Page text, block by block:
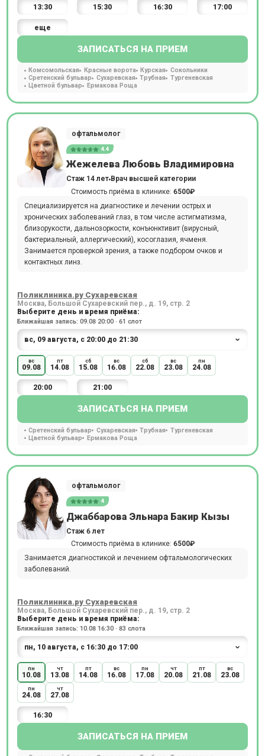
13:30 15:30 16:30 17:00
еще
ЗАПИСАТЬСЯ НА ПРИЕМ
Комсомольская Красные ворота Курская
Сокольники
Сретенский бульвар
Сухаревская Трубная
Тургеневская
Цветной бульвар
Ермакова Роща
офтальмолог
4.4
Жежелева Любовь Владимировна
Стаж 14 лет Врач высшей категории
Стоимость приёма в клинике: 6500₽
Специализируется на диагностике и лечении острых и
хронических заболеваний глаз, в том числе астигматизма,
близорукости, дальнозоркости, конъюнктивит (вирусный,
бактериальный, аллергический), косоглазия, ячменя.
Занимается проверкой зрения, а также подбором очков и
контактных линз.
Поликлиника.ру Сухаревская
Москва, Большой Сухаревский пер., д. 19, стр. 2
Выберите день и время приёма:
Ближайшая запись: 09.08 20:00 · 61 слот
вс
09.08
пт
14.08
сб
15.08
вс
16.08
сб
22.08
вс
23.08
пн
24.08
20:00 21:00
ЗАПИСАТЬСЯ НА ПРИЕМ
Сретенский бульвар Сухаревская Трубная
Тургеневская
Цветной бульвар
Ермакова Роща
офтальмолог
4
Джаббарова Эльнара Бакир Кызы
Стаж 6 лет
Стоимость приёма в клинике: 6500₽
Занимается диагностикой и лечением офтальмологических
заболеваний.
Поликлиника.ру Сухаревская
Москва, Большой Сухаревский пер., д. 19, стр. 2
Выберите день и время приёма:
Ближайшая запись: 10.08 16:30 · 83 слота
пн
10.08
чт
13.08
пт
14.08
вс
16.08
пн
17.08
чт
20.08
пт
21.08
вс
23.08
пн
24.08
чт
27.08
16:30
ЗАПИСАТЬСЯ НА ПРИЕМ